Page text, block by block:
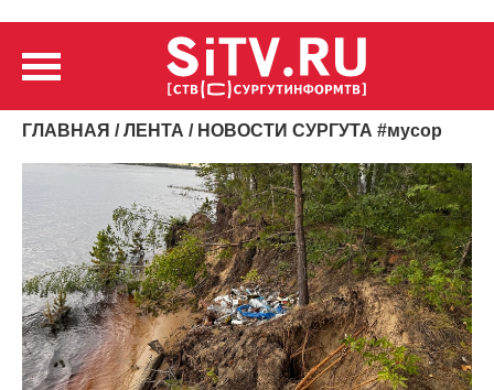
ГЛАВНАЯ /ЛЕНТА / НОВОСТИ СУРГУТА #мусор